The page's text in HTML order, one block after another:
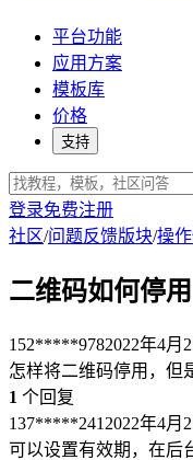
平台功能
应用方案
模板库
价格
支持
登录免费注册
社区/问题反馈版块/操
二维码如何停用
152*****9782022年4月
怎样将二维码停用，但
1 个回复
137*****241 2022年4月
可以设置有效期，在后